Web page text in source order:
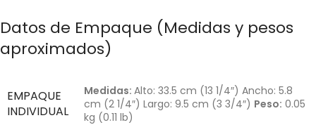
Datos de Empaque (Medidas y pesos
aproximados)
EMPAQUE
INDIVIDUAL
Medidas: Alto: 33.5 cm (13 1/4″) Ancho: 5.8
cm (2 1/4″) Largo: 9.5 cm (3 3/4″) Peso: 0.05
kg (0.11 lb)